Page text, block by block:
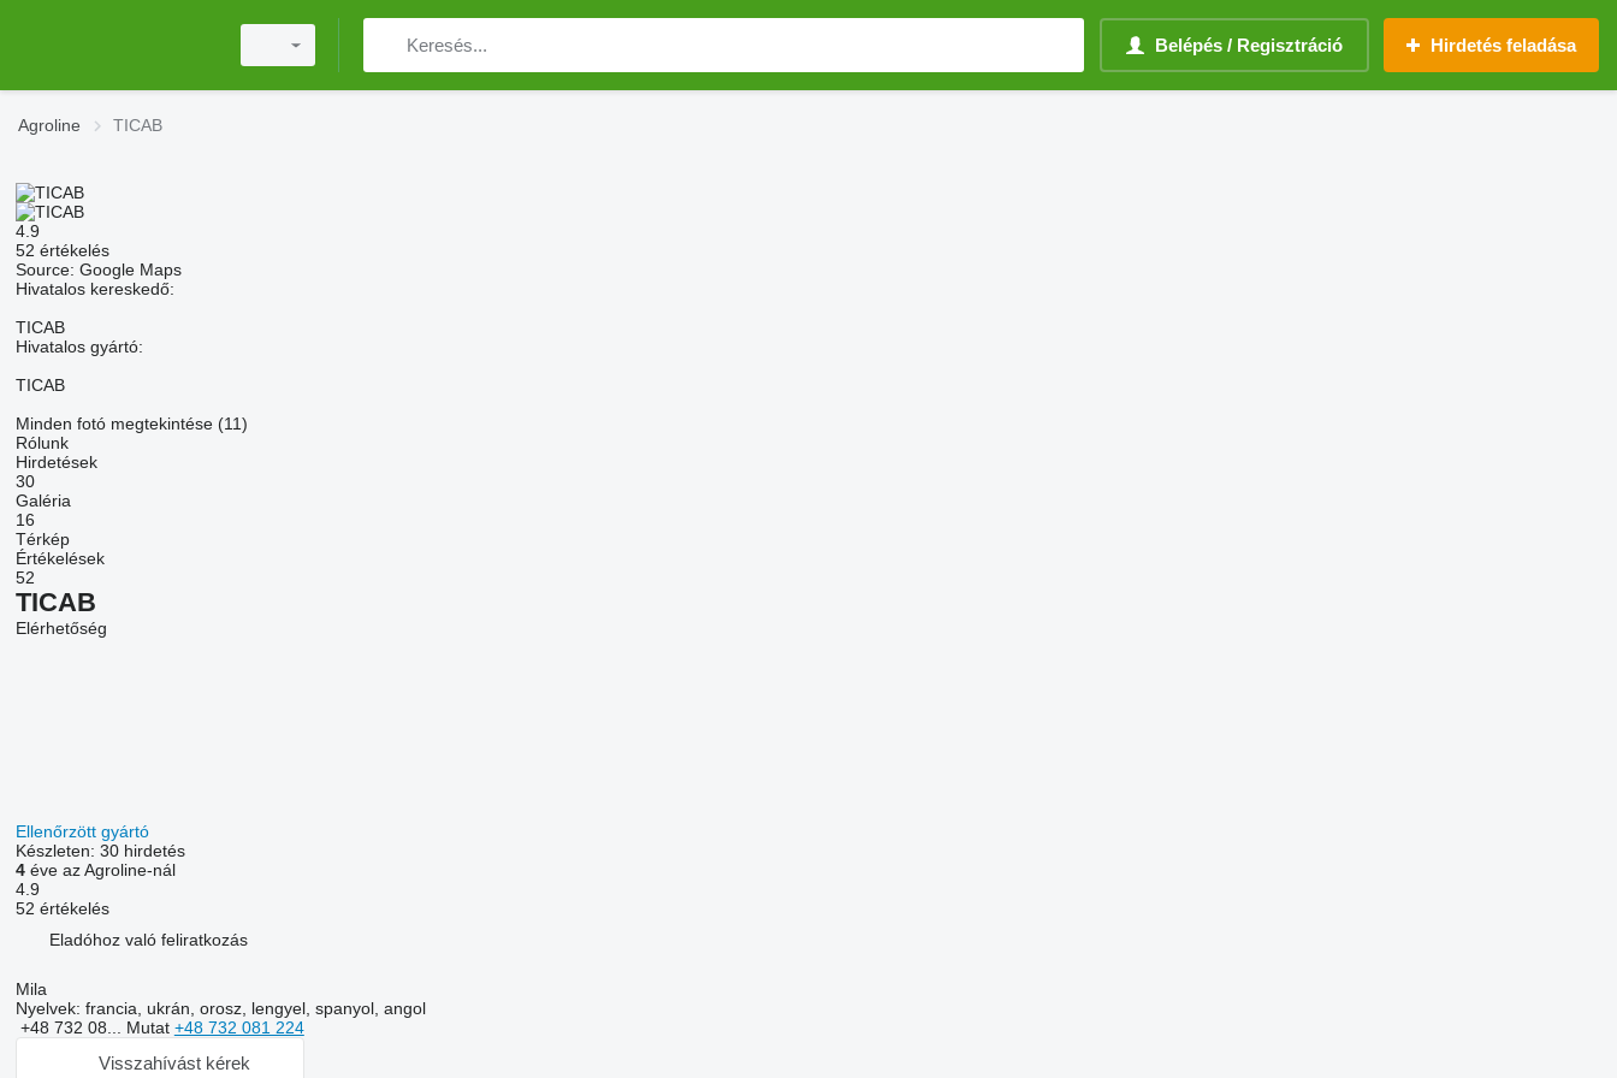
Belépés / Regisztráció Hirdetés feladása
Agroline TICAB
4.9
52 értékelés
Source: Google Maps
Hivatalos kereskedő:
TICAB
Hivatalos gyártó:
TICAB
Minden fotó megtekintése (11)
Rólunk
Hirdetések
30
Galéria
16
Térkép
Értékelések
52
TICAB
Elérhetőség
Ellenőrzött gyártó
Készleten: 30 hirdetés
4éve az Agroline-nál
4.9
52 értékelés
Eladóhoz való feliratkozás
Mila
Nyelvek: francia, ukrán, orosz, lengyel, spanyol, angol
+48 732 08... Mutat +48 732 081 224
Visszahívást kérek